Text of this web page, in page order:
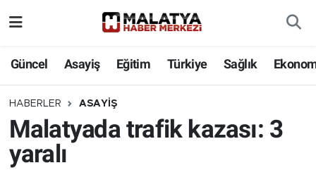
Güncel Asayiş Eğitim Türkiye Sağlık
HABERLER ASAYIŞ
Malatyada trafik kazası: 3
yaralı
Eğitim
Türkiye
Sağlık